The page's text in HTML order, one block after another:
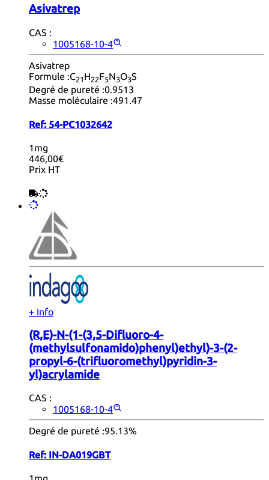
Asivatrep
CAS :
1005168-10-4
Asivatrep
Formule :C21 H22F5N3O3S
Degré de pureté :0.9513
Masse moléculaire :491.47
Ref: 54-PC1032642
1mg
446,00€
Prix HT
+ Info
(R,E)-N-(1-(3,5-Difluoro-4-
(methylsulfonamido)phenyl)ethyl)-3-(2-
propyl-6-(trifluoromethyl)pyridin-3-
yl)acrylamide
CAS :
1005168-10-4
Degré de pureté :95.13%
Ref: IN-DA019GBT